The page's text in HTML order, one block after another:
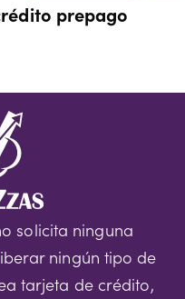
prepago
solicita ninguna
ningún tipo de
tarjeta de crédito,